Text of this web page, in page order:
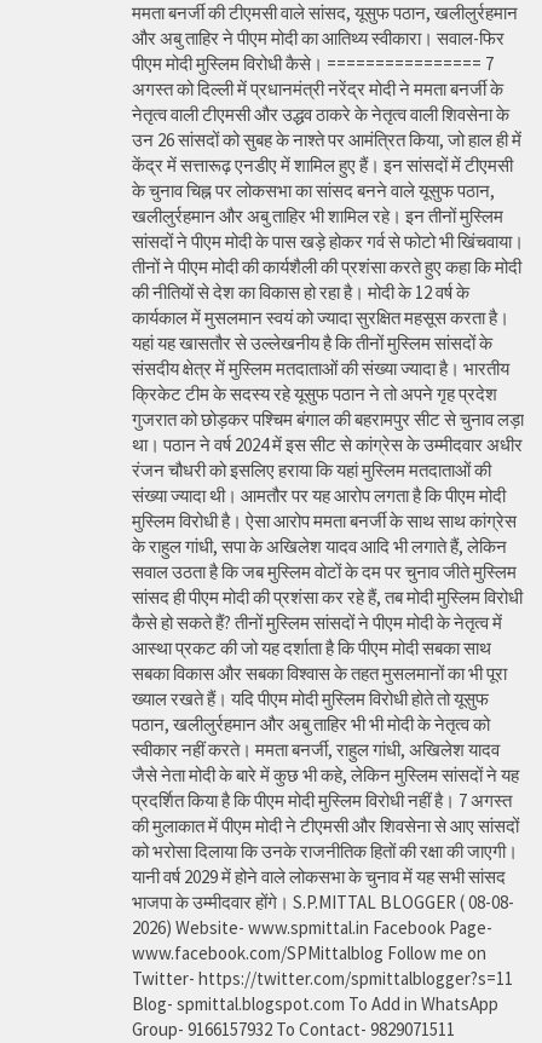
ममता बनर्जी की टीएमसी वाले सांसद, यूसुफ पठान, खलीलुर्रहमान
और अबु ताहिर ने पीएम मोदी का आतिथ्य स्वीकारा। सवाल-फिर
पीएम मोदी मुस्लिम विरोधी कैसे। ================ 7
अगस्त को दिल्ली में प्रधानमंत्री नरेंद्र मोदी ने ममता बनर्जी के
नेतृत्व वाली टीएमसी और उद्धव ठाकरे के नेतृत्व वाली शिवसेना के
उन 26 सांसदों को सुबह के नाश्ते पर आमंत्रित किया, जो हाल ही में
केंद्र में सत्तारूढ़ एनडीए में शामिल हुए हैं। इन सांसदों में टीएमसी
के चुनाव चिह्न पर लोकसभा का सांसद बनने वाले यूसुफ पठान,
खलीलुर्रहमान और अबु ताहिर भी शामिल रहे। इन तीनों मुस्लिम
सांसदों ने पीएम मोदी के पास खड़े होकर गर्व से फोटो भी खिंचवाया।
तीनों ने पीएम मोदी की कार्यशैली की प्रशंसा करते हुए कहा कि मोदी
की नीतियों से देश का विकास हो रहा है। मोदी के 12 वर्ष के
कार्यकाल में मुसलमान स्वयं को ज्यादा सुरक्षित महसूस करता है।
यहां यह खासतौर से उल्लेखनीय है कि तीनों मुस्लिम सांसदों के
संसदीय क्षेत्र में मुस्लिम मतदाताओं की संख्या ज्यादा है। भारतीय
क्रिकेट टीम के सदस्य रहे यूसुफ पठान ने तो अपने गृह प्रदेश
गुजरात को छोड़कर पश्चिम बंगाल की बहरामपुर सीट से चुनाव लड़ा
था। पठान ने वर्ष 2024 में इस सीट से कांग्रेस के उम्मीदवार अधीर
रंजन चौधरी को इसलिए हराया कि यहां मुस्लिम मतदाताओं की
संख्या ज्यादा थी। आमतौर पर यह आरोप लगता है कि पीएम मोदी
मुस्लिम विरोधी है। ऐसा आरोप ममता बनर्जी के साथ साथ कांग्रेस
के राहुल गांधी, सपा के अखिलेश यादव आदि भी लगाते हैं, लेकिन
सवाल उठता है कि जब मुस्लिम वोटों के दम पर चुनाव जीते मुस्लिम
सांसद ही पीएम मोदी की प्रशंसा कर रहे हैं, तब मोदी मुस्लिम विरोधी
कैसे हो सकते हैं? तीनों मुस्लिम सांसदों ने पीएम मोदी के नेतृत्व में
आस्था प्रकट की जो यह दर्शाता है कि पीएम मोदी सबका साथ
सबका विकास और सबका विश्वास के तहत मुसलमानों का भी पूरा
ख्याल रखते हैं। यदि पीएम मोदी मुस्लिम विरोधी होते तो यूसुफ
पठान, खलीलुर्रहमान और अबु ताहिर भी भी मोदी के नेतृत्व को
स्वीकार नहीं करते। ममता बनर्जी, राहुल गांधी, अखिलेश यादव
जैसे नेता मोदी के बारे में कुछ भी कहे, लेकिन मुस्लिम सांसदों ने यह
प्रदर्शित किया है कि पीएम मोदी मुस्लिम विरोधी नहीं है। 7 अगस्त
की मुलाकात में पीएम मोदी ने टीएमसी और शिवसेना से आए सांसदों
को भरोसा दिलाया कि उनके राजनीतिक हितों की रक्षा की जाएगी।
यानी वर्ष 2029 में होने वाले लोकसभा के चुनाव में यह सभी सांसद
भाजपा के उम्मीदवार होंगे। S.P.MITTAL BLOGGER ( 08-08-
2026) Website- www.spmittal.in Facebook Page-
www.facebook.com/SPMittalblog Follow me on
Twitter- https://twitter.com/spmittalblogger?s=11
Blog- spmittal.blogspot.com To Add in WhatsApp
Group- 9166157932 To Contact- 9829071511